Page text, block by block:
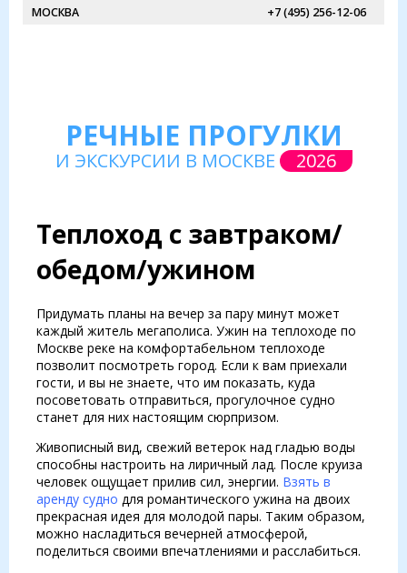
МОСКВА +7 (495) 256-12-06
РЕЧНЫЕ ПРОГУЛКИ
И ЭКСКУРСИИ В МОСКВЕ 2026
Теплоход с завтраком/
обедом/ужином
Придумать планы на вечер за пару минут может
каждый житель мегаполиса. Ужин на теплоходе по
Москве реке на комфортабельном теплоходе
позволит посмотреть город. Если к вам приехали
гости, и вы не знаете, что им показать, куда
посоветовать отправиться, прогулочное судно
станет для них настоящим сюрпризом.
Живописный вид, свежий ветерок над гладью воды
способны настроить на лиричный лад. После круиза
человек ощущает прилив сил, энергии. Взять в
аренду судно для романтического ужина на двоих
прекрасная идея для молодой пары. Таким образом,
можно насладиться вечерней атмосферой,
поделиться своими впечатлениями и расслабиться.